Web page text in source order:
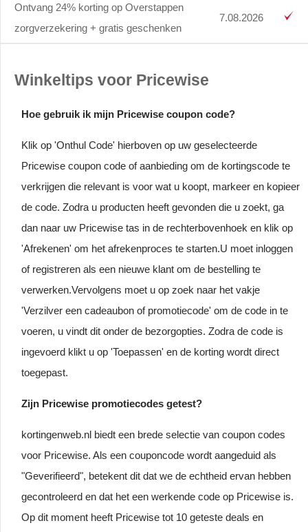
Ontvang 24% korting op Overstappen
zorgverzekering + gratis geschenken
7.08.2026
Winkeltips voor Pricewise
Hoe gebruik ik mijn Pricewise coupon code?
Klik op 'Onthul Code' hierboven op uw geselecteerde
Pricewise coupon code of aanbieding om de kortingscode te
verkrijgen die relevant is voor wat u koopt, markeer en kopieer
de code. Zodra u producten heeft gevonden die u zoekt, ga
dan naar uw Pricewise tas in de rechterbovenhoek en klik op
'Afrekenen' om het afrekenproces te starten.U moet inloggen
of registreren als een nieuwe klant om de bestelling te
verwerken.Vervolgens moet u op zoek naar het vakje
'Verzilver een cadeaubon of promotiecode' om de code in te
voeren, u vindt dit onder de bezorgopties. Zodra de code is
ingevoerd klikt u op 'Toepassen' en de korting wordt direct
toegepast.
Zijn Pricewise promotiecodes getest?
kortingenweb.nl biedt een brede selectie van coupon codes
voor Pricewise. Als een couponcode wordt aangeduid als
"Geverifieerd", betekent dit dat we de echtheid ervan hebben
gecontroleerd en dat het een werkende code op Pricewise is.
Op dit moment heeft Pricewise tot 10 geteste deals en